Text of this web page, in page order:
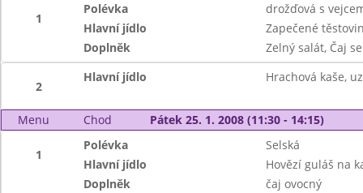
1
Polévka
drožďová s
Hlavní jídlo
Zapečené
Doplněk
Zelný salát, Čaj
2
Hlavní jídlo Hrachová kaše,
Menu Chod Pátek 25. 1. 2008 (11:30 - 14:15)
1
Polévka
Selská
Hlavní jídlo
Hovězí guláš na
Doplněk
čaj ovocný